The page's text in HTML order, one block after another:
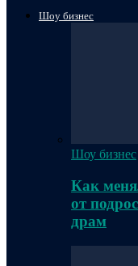
Шоу бизнес
Шоу бизнес
Как
от
драм